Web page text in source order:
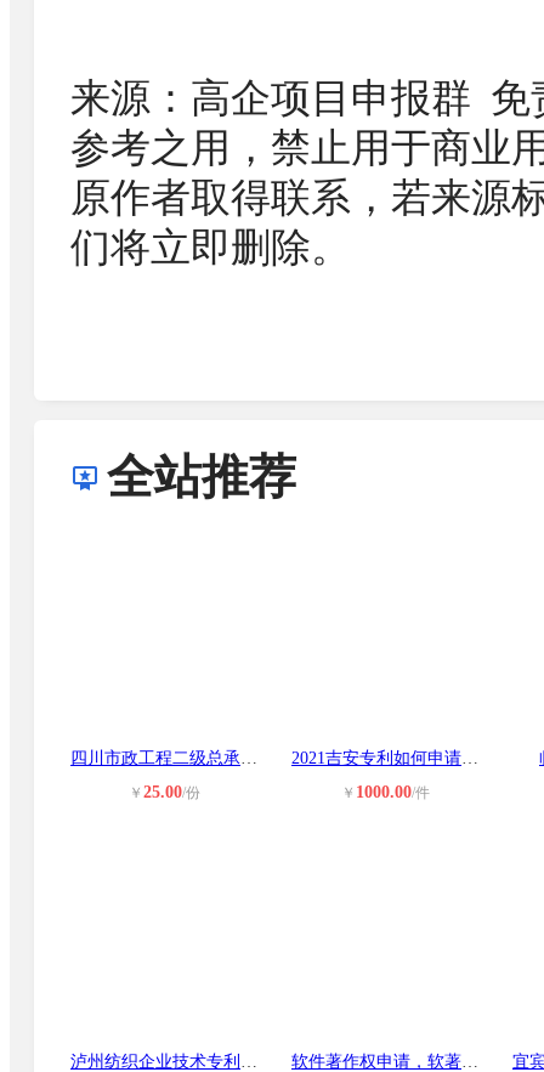
来源：高企项目申报群
参考之用，禁止用于商业
原作者取得联系，若来源
们将立即删除。
全站推荐
四川市政工程二级总承包资质办理
￥25.00/份
2021吉安专利如何申请，专利代理注册
￥ 1000.00/件
泸州纺织企业技术专利申请 高新技术 软件著作权申请，软著加急材料，双软